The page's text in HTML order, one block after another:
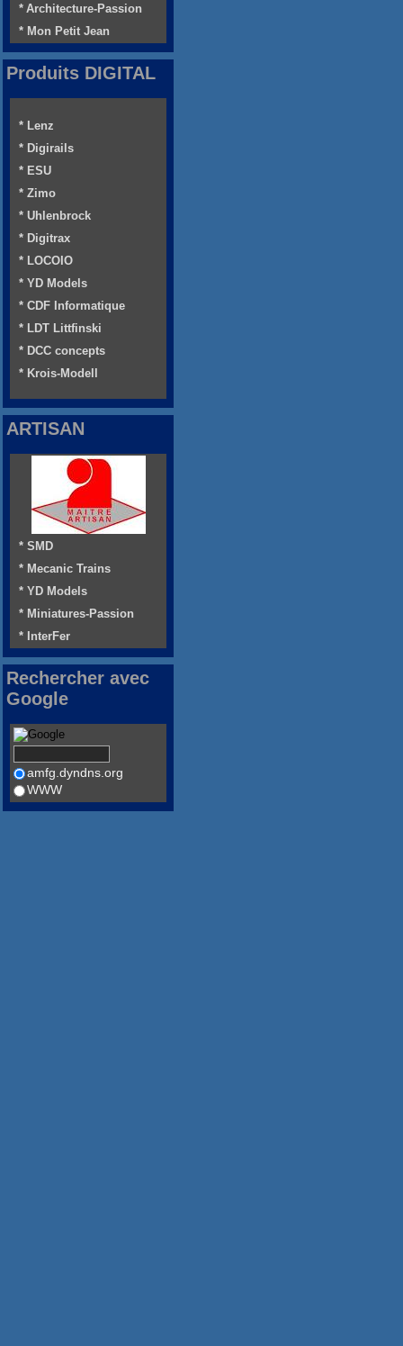
* Architecture-Passion
* Mon Petit Jean
Produits DIGITAL
* Lenz
* Digirails
* ESU
* Zimo
* Uhlenbrock
* Digitrax
* LOCOIO
* YD Models
* CDF Informatique
* LDT Littfinski
* DCC concepts
* Krois-Modell
ARTISAN
* SMD
* Mecanic Trains
* YD Models
* Miniatures-Passion
* InterFer
Rechercher avec
Google
amfg.dyndns.org
WWW